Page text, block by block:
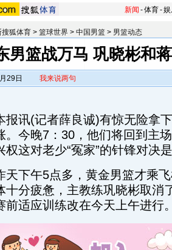
新闻 -体育-
搜狐体育 > 篮球世界 > 中国男篮 > 男篮动态
男篮战万马 巩晓彬和
29日
我来说两句
(记者薛良诚)有惊无险拿下
。今晚7：30，他们将回到主
权这对老少“冤家”的针锋对决
午5点多，黄金男篮才乘飞
十分疲惫，主教练巩晓彬取消
前适应训练改在今天上午进行